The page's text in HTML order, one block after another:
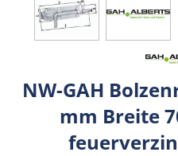
NW-GAH
mm Breite